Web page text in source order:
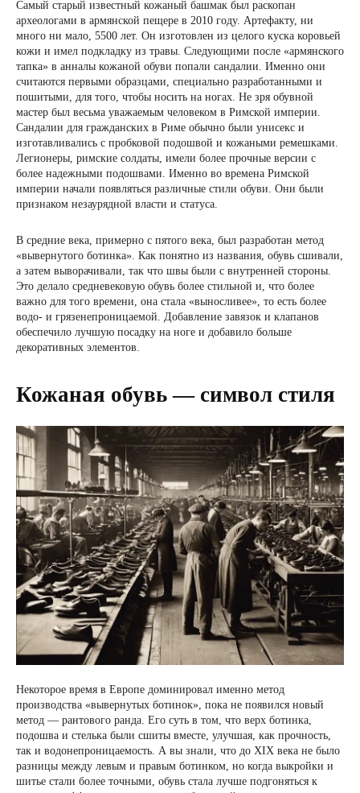
Самый старый известный кожаный башмак был раскопан
археологами в армянской пещере в 2010 году. Артефакту, ни
много ни мало, 5500 лет. Он изготовлен из целого куска коровьей
кожи и имел подкладку из травы. Следующими после «армянского
тапка» в анналы кожаной обуви попали сандалии. Именно они
считаются первыми образцами, специально разработанными и
пошитыми, для того, чтобы носить на ногах. Не зря обувной
мастер был весьма уважаемым человеком в Римской империи.
Сандалии для гражданских в Риме обычно были унисекс и
изготавливались с пробковой подошвой и кожаными ремешками.
Легионеры, римские солдаты, имели более прочные версии с
более надежными подошвами. Именно во времена Римской
империи начали появляться различные стили обуви. Они были
признаком незаурядной власти и статуса.
В средние века, примерно с пятого века, был разработан метод
«вывернутого ботинка». Как понятно из названия, обувь сшивали,
а затем выворачивали, так что швы были с внутренней стороны.
Это делало средневековую обувь более стильной и, что более
важно для того времени, она стала «выносливее», то есть более
водо- и грязенепроницаемой. Добавление завязок и клапанов
обеспечило лучшую посадку на ноге и добавило больше
декоративных элементов.
Кожаная обувь — символ стиля
Некоторое время в Европе доминировал именно метод
производства «вывернутых ботинок», пока не появился новый
метод — рантового ранда. Его суть в том, что верх ботинка,
подошва и стелька были сшиты вместе, улучшая, как прочность,
так и водонепроницаемость. А вы знали, что до XIX века не было
разницы между левым и правым ботинком, но когда выкройки и
шитье стали более точными, обувь стала лучше подгоняться к